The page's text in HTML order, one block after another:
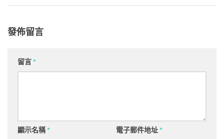
發佈留言
留言*
顯示名稱* 電子郵件地址*